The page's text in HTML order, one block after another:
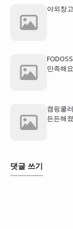
야외창
만족해요
캠핑쿨
든든해
댓글 쓰기